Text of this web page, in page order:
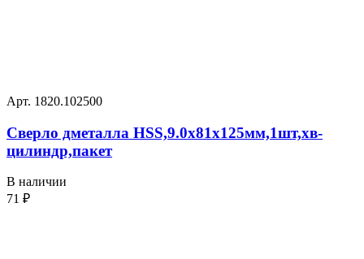
Арт. 1820.102500
Сверло дметалла HSS,9.0х81х125мм,1шт,хв-
цилиндр,пакет
В наличии
71 ₽